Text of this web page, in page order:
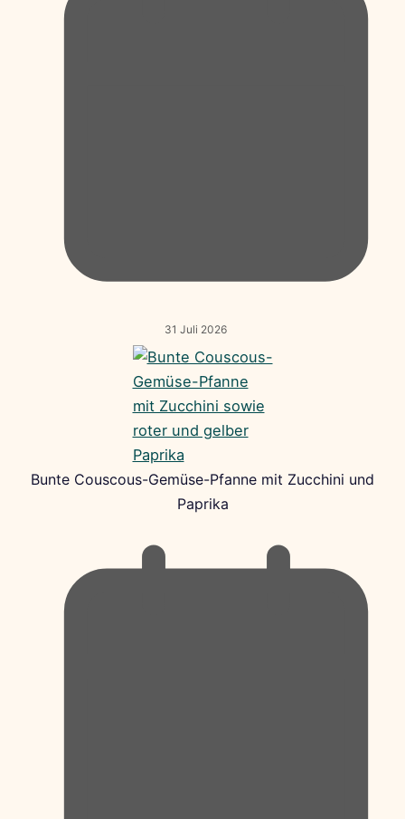
31 Juli 2026
Bunte Couscous-Gemüse-Pfanne mit Zucchini und
Paprika